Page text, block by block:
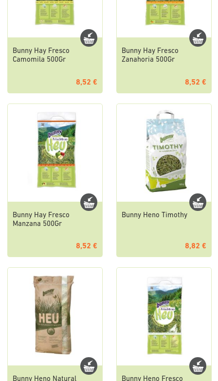
Bunny Hay Fresco
Camomila 500Gr
8,52 €
Bunny Hay Fresco
Zanahoria 500Gr
8,52 €
Bunny Hay Fresco
Manzana 500Gr
8,52 €
Bunny Heno Timothy
8,82 €
Bunny Heno Natural Bunny Heno Fresco